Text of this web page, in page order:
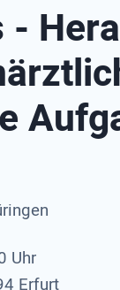
Uhr
Erfurt